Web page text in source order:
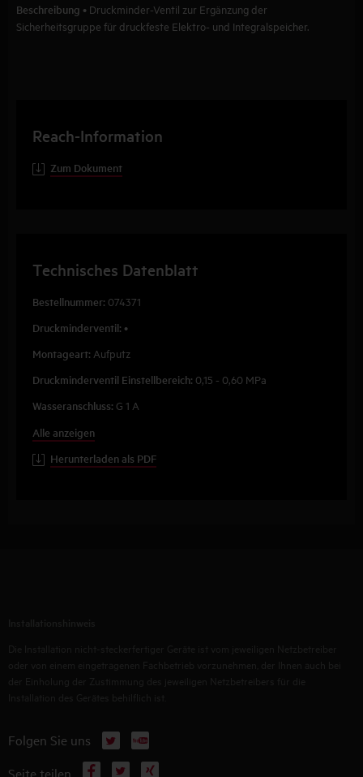
Beschreibung • Druckminder-Ventil zur Ergänzung der
Sicherheitsgruppe für druckfeste Elektro- und Integralspeicher.
Reach-Information
Zum Dokument
Technisches Datenblatt
Bestellnummer: 074371
Druckminderventil: •
Montageart: Aufputz
Druckminderventil Einstellbereich: 0,15 - 0,60 MPa
Wasseranschluss: G 1 A
Alle anzeigen
Herunterladen als PDF
Folgen Sie uns X
YouTube
Seite teilen
Facebook
X Xing